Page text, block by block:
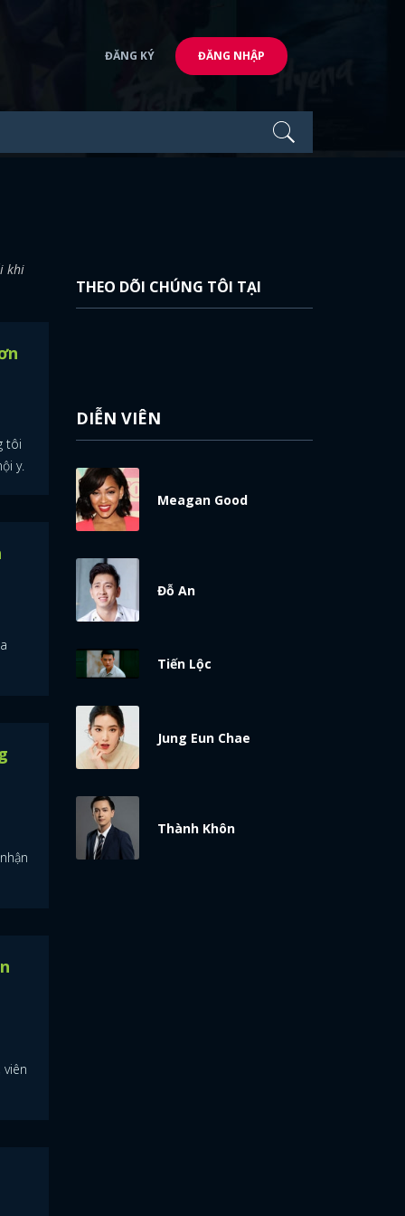
ĐĂNG KÝ ĐĂNG NHẬP
khi
tôi
y.
THEO DÕI CHÚNG TÔI TẠI
DIỄN VIÊN
Meagan Good
Đỗ An
Tiến Lộc
Jung Eun Chae
Thành Khôn